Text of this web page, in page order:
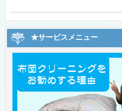
★サービスメニュー